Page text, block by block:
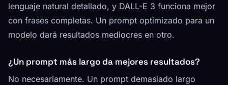
lenguaje natural detallado, y DALL-E 3 funciona mejor
con frases completas. Un prompt optimizado para un
modelo dará resultados mediocres en otro.
¿Un prompt más largo da mejores resultados?
No necesariamente. Un prompt demasiado largo